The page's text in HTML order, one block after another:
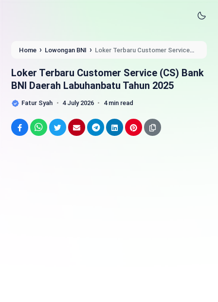
Home › Lowongan BNI › Loker Terbaru Customer Service
Loker Terbaru Customer Service (CS) Bank
BNI Daerah Labuhanbatu Tahun 2025
Fatur Syah 4 July 2026 4 min read